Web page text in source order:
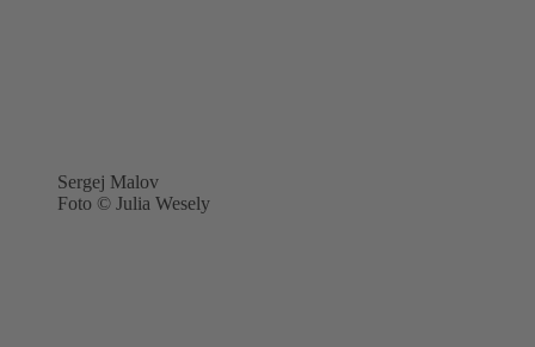
Sergej Malov
Foto © Julia Wesely